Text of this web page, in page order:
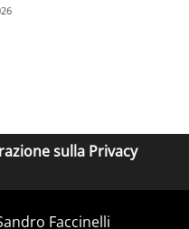
sulla Privacy
Faccinelli